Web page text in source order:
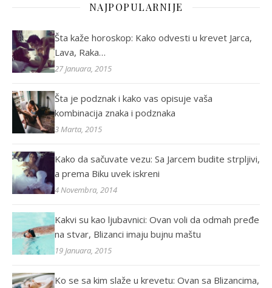
NAJPOPULARNIJE
Šta kaže horoskop: Kako odvesti u krevet Jarca,
Lava, Raka…
27 Januara, 2015
Šta je podznak i kako vas opisuje vaša
kombinacija znaka i podznaka
3 Marta, 2015
Kako da sačuvate vezu: Sa Jarcem budite strpljivi,
a prema Biku uvek iskreni
4 Novembra, 2014
Kakvi su kao ljubavnici: Ovan voli da odmah pređe
na stvar, Blizanci imaju bujnu maštu
19 Januara, 2015
Ko se sa kim slaže u krevetu: Ovan sa Blizancima,